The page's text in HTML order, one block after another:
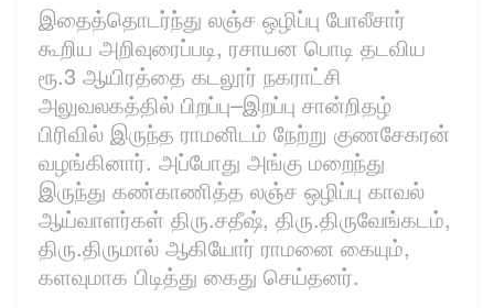
இதைத்தொடர்ந்து லஞ்ச ஒழிப்பு போலீசார்
கூறிய அறிவுரைப்படி, ரசாயன பொடி தடவிய
ரூ.3 ஆயிரத்தை கடலூர் நகராட்சி
அலுவலகத்தில் பிறப்பு–இறப்பு சான்றிதழ்
பிரிவில் இருந்த ராமனிடம் நேற்று குணசேகரன்
வழங்கினார். அப்போது அங்கு மறைந்து
இருந்து கண்காணித்த லஞ்ச ஒழிப்பு காவல்
ஆய்வாளர்கள் திரு.சதீஷ், திரு.திருவேங்கடம்,
திரு.திருமால் ஆகியோர் ராமனை கையும்,
களவுமாக பிடித்து கைது செய்தனர்.